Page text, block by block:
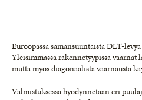
Euroopassa samansuuntaista DLT-
Yleisimmässä rakennetyypissä vaarnat
mutta myös diagonaalista vaarnausta
Valmistuksessa hyödynnetään eri